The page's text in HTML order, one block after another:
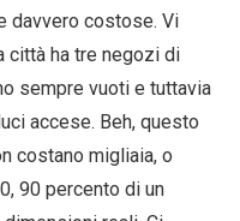
davvero costose. Vi
città ha tre negozi di
sempre vuoti e tuttavia
accese. Beh, questo
costano migliaia, o
90 percento di un